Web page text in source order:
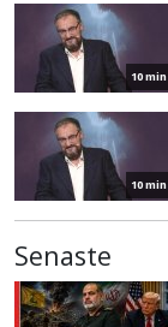
10 min
10 min
Senaste